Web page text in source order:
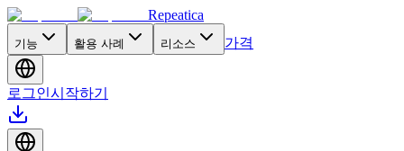
Repeatica
기능 활용 사례 리소스 가격
로그인시작하기